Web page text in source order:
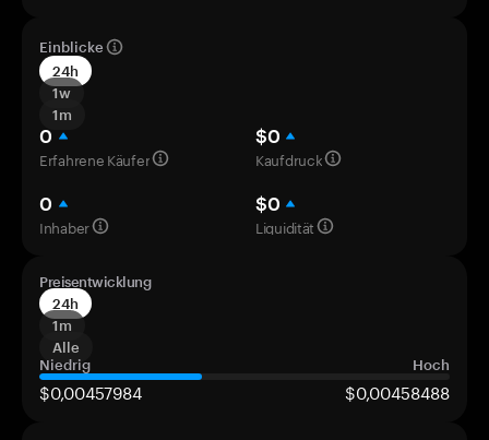
Einblicke
24h
1w
1m
0
Erfahrene Käufer
$0
Kaufdruck
0
Inhaber
$0
Liquidität
Preisentwicklung
24h
1m
Alle
Niedrig
Hoch
$0,00457984 $0,00458488